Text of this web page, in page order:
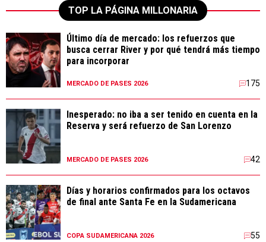
TOP LA PÁGINA MILLONARIA
Último día de mercado: los refuerzos que
busca cerrar River y por qué tendrá más tiempo
para incorporar
MERCADO DE PASES 2026 175
Inesperado: no iba a ser tenido en cuenta en la
Reserva y será refuerzo de San Lorenzo
MERCADO DE PASES 2026 42
Días y horarios confirmados para los octavos
de final ante Santa Fe en la Sudamericana
COPA SUDAMERICANA 2026 55